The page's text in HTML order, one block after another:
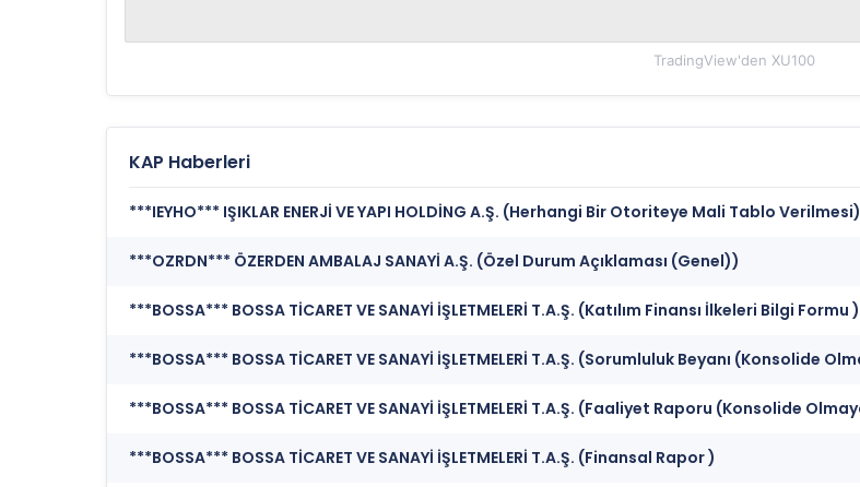
TradingView'den XU100
KAP Haberleri
***IEYHO*** IŞIKLAR ENERJİ VE YAPI HOLDİNG A.Ş. (Herhangi Bir Otoriteye Mali Tablo Verilmesi)
***OZRDN*** ÖZERDEN AMBALAJ SANAYİ A.Ş. (Özel Durum Açıklaması (Genel))
***BOSSA*** BOSSA TİCARET VE SANAYİ İŞLETMELERİ T.A.Ş. (Katılım Finansı İlkeleri Bilgi Formu )
***BOSSA*** BOSSA TİCARET VE SANAYİ İŞLETMELERİ T.A.Ş. (Finansal Rapor )